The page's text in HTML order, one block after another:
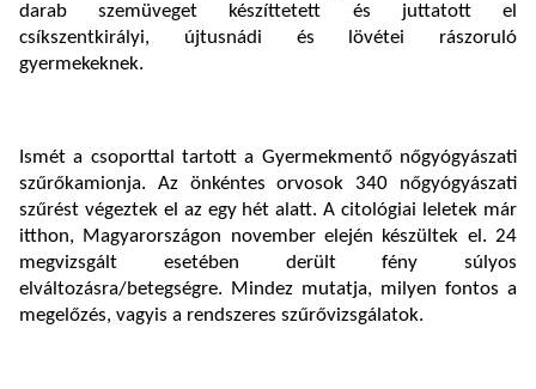
darab szemüveget készíttetett és juttatott el
csíkszentkirályi, újtusnádi és lövétei rászoruló
gyermekeknek.
Ismét a csoporttal tartott a Gyermekmentő nőgyógyászati
szűrőkamionja. Az önkéntes orvosok 340 nőgyógyászati
szűrést végeztek el az egy hét alatt. A citológiai leletek már
itthon, Magyarországon november elején készültek el. 24
megvizsgált esetében derült fény súlyos
elváltozásra/betegségre. Mindez mutatja, milyen fontos a
megelőzés, vagyis a rendszeres szűrővizsgálatok.